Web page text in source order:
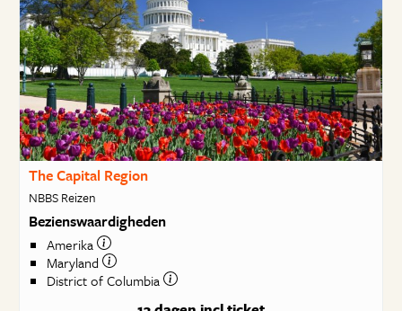
The Capital Region
NBBS Reizen
Bezienswaardigheden
Amerika
Maryland
District of Columbia